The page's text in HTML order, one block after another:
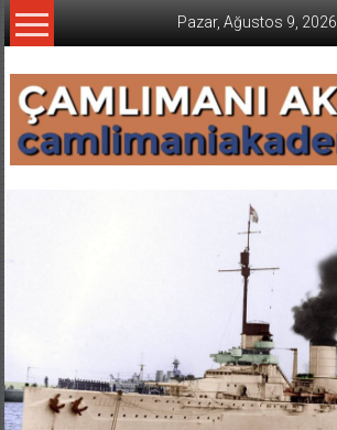
İçeriğe
geç
Pazar, Ağustos 9, 2026